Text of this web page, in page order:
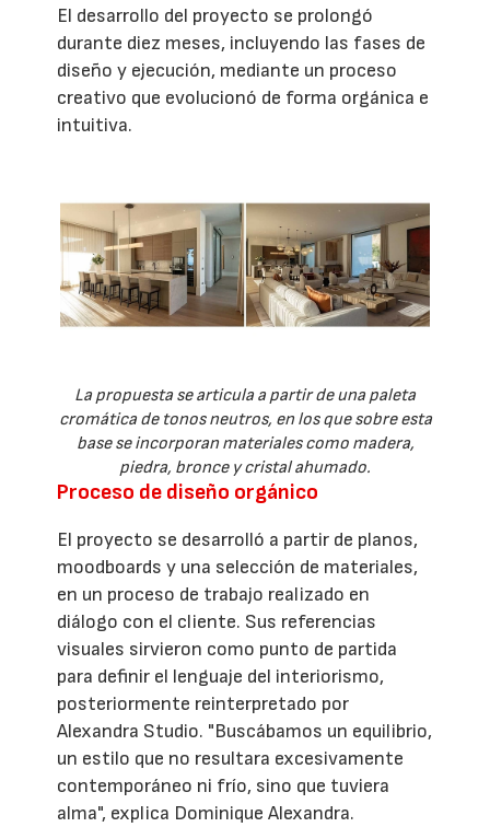
El desarrollo del proyecto se prolongó
durante diez meses, incluyendo las fases de
diseño y ejecución, mediante un proceso
creativo que evolucionó de forma orgánica e
intuitiva.
La propuesta se articula a partir de una paleta
cromática de tonos neutros, en los que sobre esta
base se incorporan materiales como madera,
piedra, bronce y cristal ahumado.
Proceso de diseño orgánico
El proyecto se desarrolló a partir de planos,
moodboards y una selección de materiales,
en un proceso de trabajo realizado en
diálogo con el cliente. Sus referencias
visuales sirvieron como punto de partida
para definir el lenguaje del interiorismo,
posteriormente reinterpretado por
Alexandra Studio. "Buscábamos un equilibrio,
un estilo que no resultara excesivamente
contemporáneo ni frío, sino que tuviera
alma", explica Dominique Alexandra.